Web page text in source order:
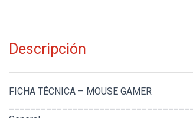
Descripción
FICHA TÉCNICA – MOUSE GAMER